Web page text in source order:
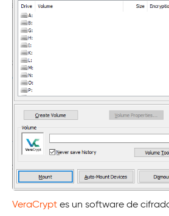
VeraCrypt es un software de